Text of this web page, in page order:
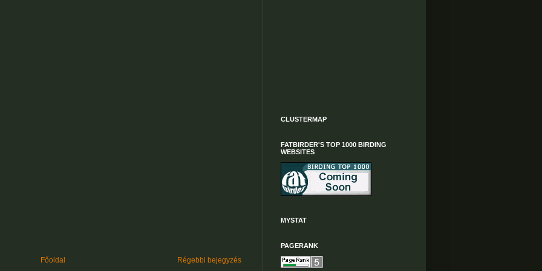
Régebbi bejegyzés
Főoldal
CLUSTERMAP
FATBIRDER'S TOP 1000 BIRDING
WEBSITES
MYSTAT
PAGERANK